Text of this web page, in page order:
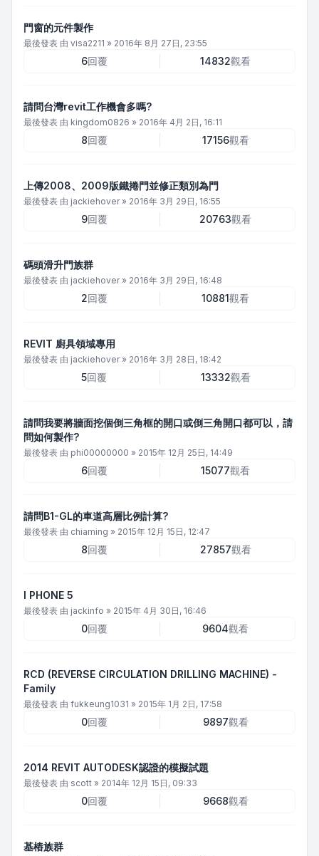
門窗的元件製作
最後發表 由 visa2211 » 2016年 8月 27日, 23:55
6回覆 14832觀看
請問台灣revit工作機會多嗎?
最後發表 由 kingdom0826 » 2016年 4月 2日, 16:11
8回覆 17156觀看
上傳2008、2009版鐵捲門並修正類別為門
最後發表 由 jackiehover» 2016年 3月 29日, 16:55
9回覆 20763觀看
碼頭滑升門族群
最後發表 由 jackiehover» 2016年 3月 29日, 16:48
2回覆 10881觀看
REVIT 廚具領域專用
最後發表 由 jackiehover» 2016年 3月 28日, 18:42
5回覆 13332觀看
請問我要將牆面挖個倒三角框的開口或倒三角開口都可以，請
問如何製作?
最後發表 由 phi00000000 » 2015年 12月 25日, 14:49
6回覆 15077觀看
請問B1-GL的車道高層比例計算?
最後發表 由 chiaming » 2015年 12月 15日, 12:47
8回覆 27857觀看
I PHONE 5
最後發表 由 jackinfo » 2015年 4月 30日, 16:46
0回覆 9604觀看
RCD (REVERSE CIRCULATION DRILLING MACHINE) -
Family
最後發表 由 fukkeung1031 » 2015年 1月 2日, 17:58
0回覆 9897觀看
2014 REVIT AUTODESK認證的模擬試題
最後發表 由 scott » 2014年 12月 15日, 09:33
0回覆 9668觀看
基樁族群